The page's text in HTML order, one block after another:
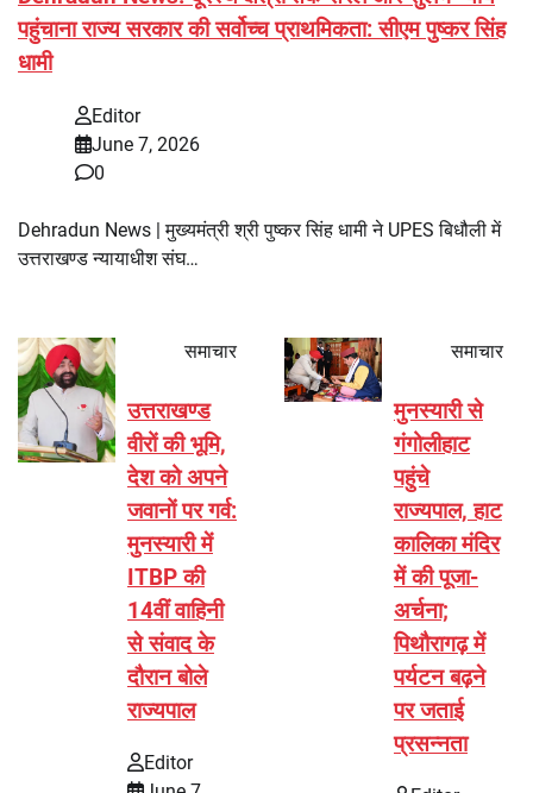
पहुंचाना राज्य सरकार की सर्वोच्च प्राथमिकता: सीएम पुष्कर सिंह
धामी
Editor
June 7, 2026
0
Dehradun News | मुख्यमंत्री श्री पुष्कर सिंह धामी ने UPES बिधौली में
उत्तराखण्ड न्यायाधीश संघ…
समाचार
उत्तराखण्ड
वीरों की भूमि,
देश को अपने
जवानों पर गर्व:
मुनस्यारी में
ITBP की
14वीं वाहिनी
से संवाद के
दौरान बोले
राज्यपाल
Editor
समाचार
मुनस्यारी से
गंगोलीहाट
पहुंचे
राज्यपाल, हाट
कालिका मंदिर
में की पूजा-
अर्चना;
पिथौरागढ़ में
पर्यटन बढ़ने
पर जताई
प्रसन्नता